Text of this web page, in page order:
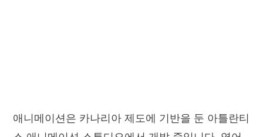
애니메이션은 카나리아 제도에 기반을 둔 아틀란티